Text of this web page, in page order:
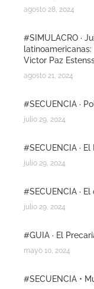
agosto 28, 2024
#SIMULACRO ·
Victor Paz
agosto 21, 2024
#SECUENCIA ·
julio 29, 2024
#SECUENCIA ·
julio 29, 2024
#SECUENCIA ·
julio 29, 2024
#GUIA · El
mayo 10, 2024
#SECUENCIA •